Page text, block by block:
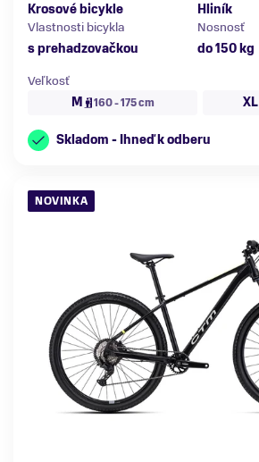
Krosové bicykle
Hliník
Vlastnosti bicykla
s prehadzovačkou
Nosnosť
do 150 kg
Veľkosť
M
160 - 175 cm XL
Skladom - Ihneď k odberu
NOVINKA